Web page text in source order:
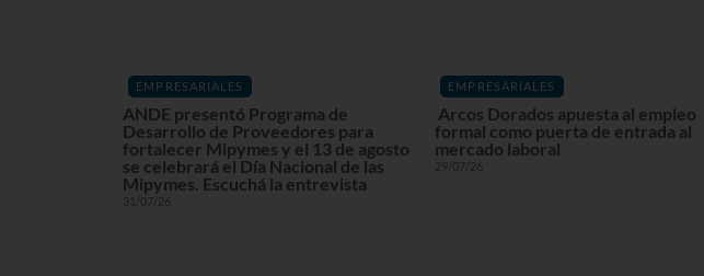
EMPRESARIALES
ANDE presentó Programa de
Desarrollo de Proveedores para
fortalecer Mipymes y el 13 de agosto
se celebrará el Día Nacional de las
Mipymes. Escuchá la entrevista
31/07/26
EMPRESARIALES
Arcos Dorados apuesta al empleo
formal como puerta de entrada al
mercado laboral
29/07/26